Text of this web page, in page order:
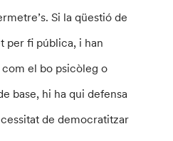
Si la qüestió de
per fi pública, i han
el bo psicòleg o
base, hi ha qui defensa
de democratitzar